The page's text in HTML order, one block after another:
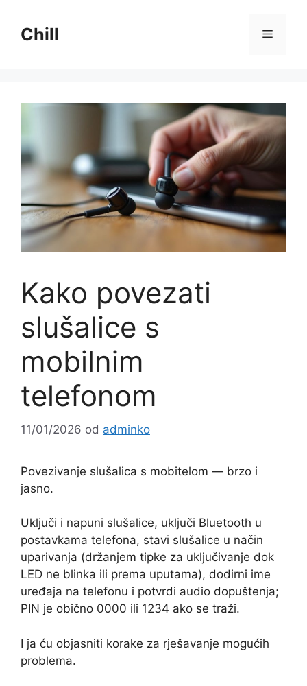
sadržajChill
Kako povezati
slušalice s
mobilnim
telefonom
11/01/2026 od adminko
Povezivanje slušalica s mobitelom — brzo i
jasno.
Uključi i napuni slušalice, uključi Bluetooth u
postavkama telefona, stavi slušalice u način
uparivanja (držanjem tipke za uključivanje dok
LED ne blinka ili prema uputama), dodirni ime
uređaja na telefonu i potvrdi audio dopuštenja;
PIN je obično 0000 ili 1234 ako se traži.
I ja ću objasniti korake za rješavanje mogućih
problema.